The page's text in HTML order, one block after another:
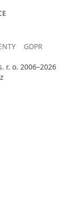
GDPR
r. o. 2006–2026